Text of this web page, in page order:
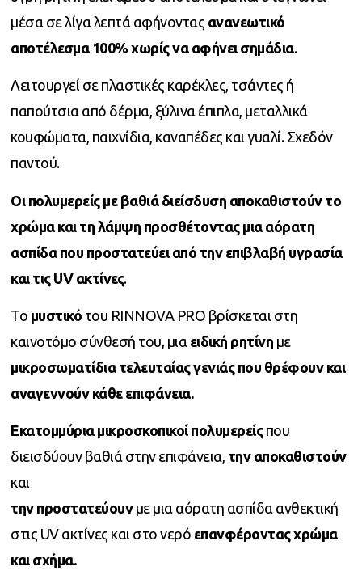
μέσα σε λίγα λεπτά αφήνοντας ανανεωτικό
αποτέλεσμα 100% χωρίς να αφήνει σημάδια.
Λειτουργεί σε πλαστικές καρέκλες, τσάντες ή
παπούτσια από δέρμα, ξύλινα έπιπλα, μεταλλικά
κουφώματα, παιχνίδια, καναπέδες και γυαλί. Σχεδόν
παντού.
Οι πολυμερείς με βαθιά διείσδυση αποκαθιστούν το
χρώμα και τη λάμψη προσθέτοντας μια αόρατη
ασπίδα που προστατεύει από την επιβλαβή υγρασία
και τις UV ακτίνες.
Το μυστικό του RINNOVA PRO βρίσκεται στη
καινοτόμο σύνθεσή του, μια ειδική ρητίνη με
μικροσωματίδια τελευταίας γενιάς που θρέφουν και
αναγεννούν κάθε επιφάνεια.
Εκατομμύρια μικροσκοπικοί πολυμερείςπου
διεισδύουν βαθιά στην επιφάνεια, την αποκαθιστούν
και
την προστατεύουνμε μια αόρατη ασπίδα ανθεκτική
στις UV ακτίνες και στο νερό επανφέροντας χρώμα
και σχήμα.